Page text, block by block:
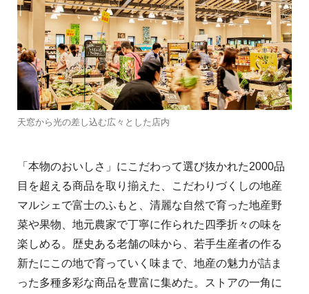
天窓から光の差し込む広々とした店内
「本物のおいしさ」にこだわって選び抜かれた2000品
目を超える商品を取り揃えた、こだわりづくしの地産
マルシェで富士のふもと、清麗な自然で育った地産野
菜や果物、地元農家で丁寧に作られた四季折々の味を
楽しめる。歴史ある老舗の味から、若手生産者の作る
新たにこの地で育っていく味まで、地産の魅力が詰ま
った多種多彩な商品を豊富に集めた。ストアの一角に